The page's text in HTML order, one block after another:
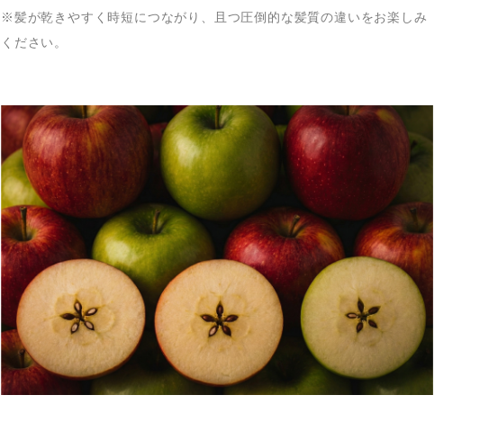
※髪が乾きやすく時短につながり、且つ圧倒的な髪質の違いをお楽しみ
ください。